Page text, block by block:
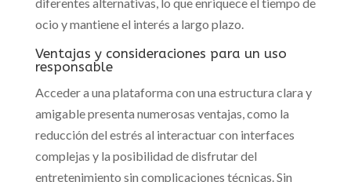
ocio y mantiene el interés a largo plazo.
Ventajas y consideraciones para un uso
responsable
Acceder a una plataforma con una estructura clara y
amigable presenta numerosas ventajas, como la
reducción del estrés al interactuar con interfaces
complejas y la posibilidad de disfrutar del
entretenimiento sin complicaciones técnicas. Sin